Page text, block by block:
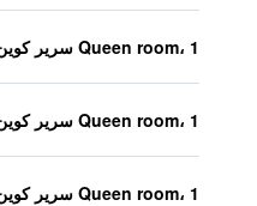
Queen room، 1 سرير كوين
Queen room، 1 سرير كوين
Queen room، 1 سرير كوين